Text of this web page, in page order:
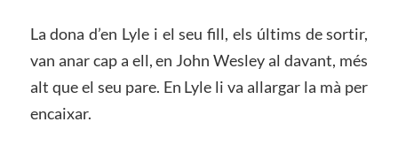
La dona d’en Lyle i el seu fill, els últims de sortir,
van anar cap a ell, en John Wesley al davant, més
alt que el seu pare. En Lyle li va allargar la mà per
encaixar.